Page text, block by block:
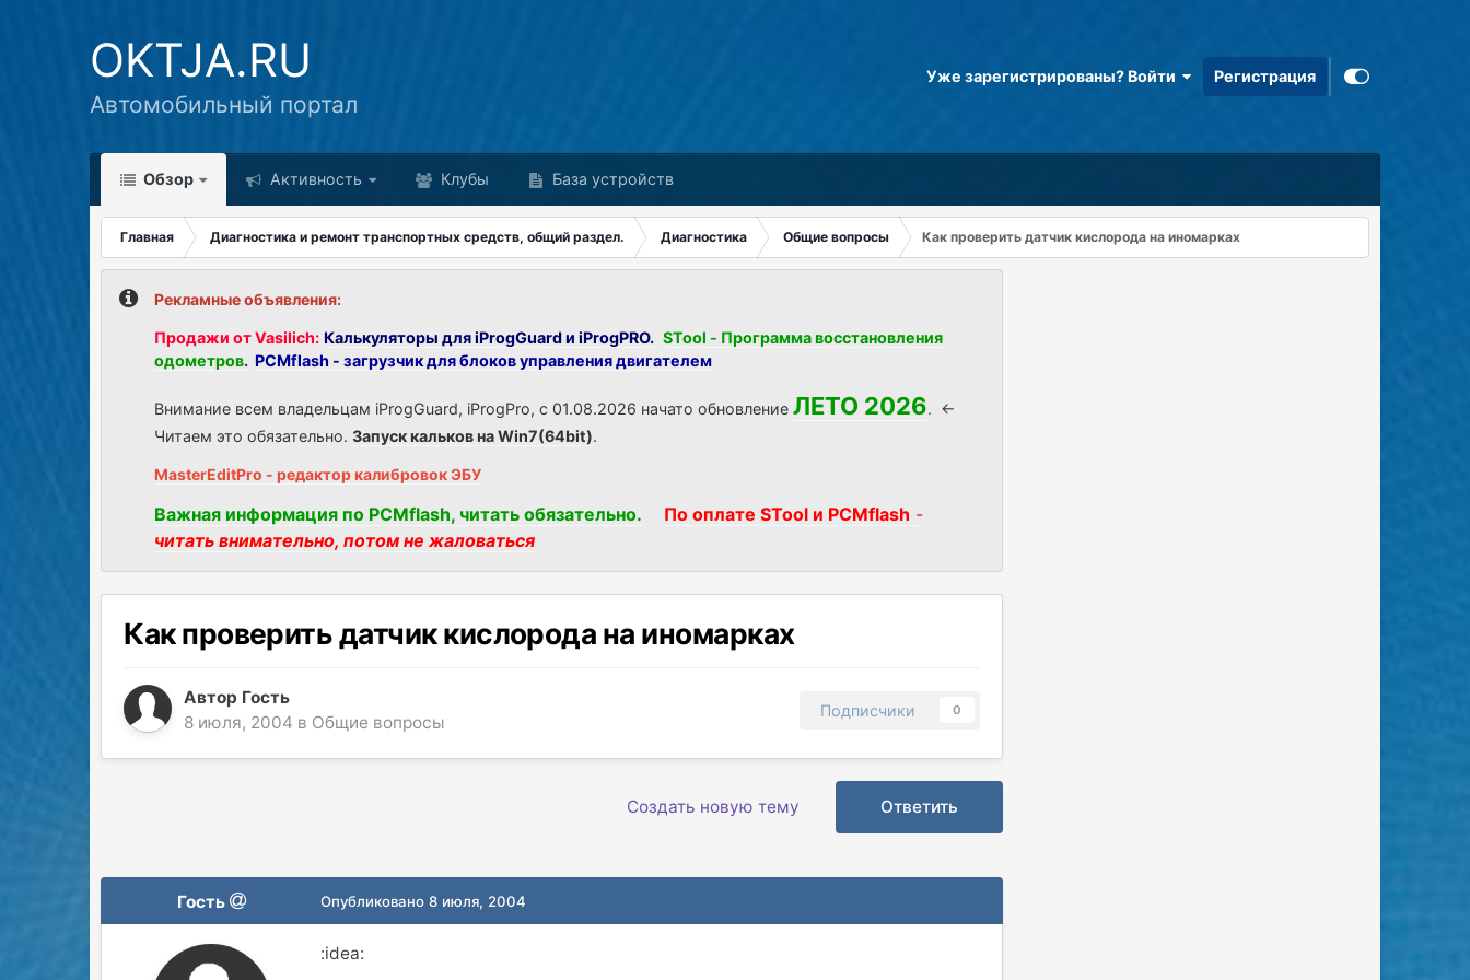
OKTJA.RU
Автомобильный портал
Уже зарегистрированы? Войти Регистрация
Обзор Активность Клубы База устройств
Главная Диагностика и ремонт транспортных средств, общий раздел. Диагностика Общие вопросы Как проверить датчик кислорода на иномарках
Рекламные объявления:
Продажи от Vasilich: Калькуляторы для iProgGuard и iProgPRO. STool - Программа восстановления
одометров. PCMflash - загрузчик для блоков управления двигателем
Внимание всем владельцам iProgGuard, iProgPro, с 01.08.2026 начато обновлениеЛЕТО 2026. <-
Читаем это обязательно.Запуск кальков на Win7(64bit).
MasterEditPro - редактор калибровок ЭБУ
Важная информация по PCMflash, читать обязательно. По оплате STool и PCMflash -
читать внимательно, потом не жаловаться
Как проверить датчик кислорода на иномарках
Автор Гость
8 июля, 2004 в Общие вопросы
Подписчики 0
Ответить
Создать новую тему
Гость Опубликовано8 июля, 2004
:idea: